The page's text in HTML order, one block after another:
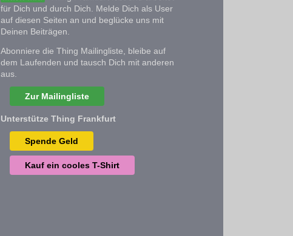
für Dich und durch Dich. Melde Dich als User
auf diesen Seiten an und beglücke uns mit
Deinen Beiträgen.
Abonniere die Thing Mailingliste, bleibe auf
dem Laufenden und tausch Dich mit anderen
aus.
Zur Mailingliste
Unterstütze Thing Frankfurt
Spende Geld
Kauf ein cooles T-Shirt